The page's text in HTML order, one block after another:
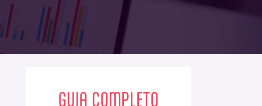
GUIA COMPLETO